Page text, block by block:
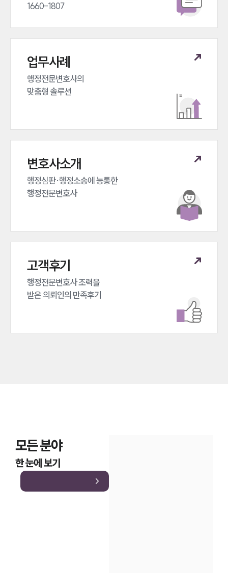
1660-1807
업무사례
행정전문변호사의
맞춤형 솔루션
변호사소개
행정심판·행정소송에 능통한
행정전문변호사
고객후기
행정전문변호사 조력을
받은 의뢰인의 만족후기
모든 분야
한 눈에 보기